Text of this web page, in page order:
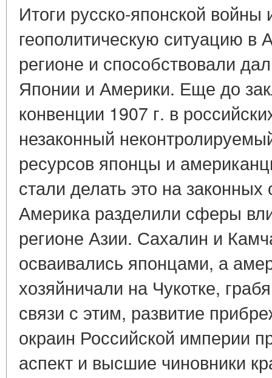
Итоги русско-японской войны
геополитическую ситуацию в
регионе и способствовали
Японии и Америки. Еще до
конвенции 1907 г. в
незаконный
ресурсов японцы и
стали делать это на
Америка разделили сферы
регионе Азии. Сахалин и
осваивались японцами, а
хозяйничали на Чукотке,
связи с этим, развитие
окраин Российской империи
аспект и высшие чиновники